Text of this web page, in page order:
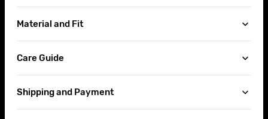
Material and Fit
Care Guide
Shipping and Payment